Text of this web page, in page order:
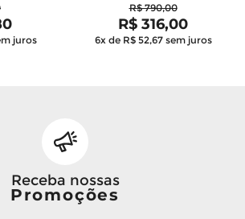
juros
R$ 790,00
R$ 316,00
6x de R$ 52,67 sem juros
Receba nossas
Promoções